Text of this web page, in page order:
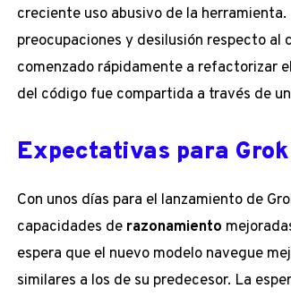
creciente uso abusivo de la
preocupaciones y desilusión respecto al
comenzado rápidamente a refactorizar
del código fue compartida a través de
Expectativas para
Con unos días para el lanzamiento de
capacidades de razonamiento
espera que el nuevo modelo navegue
similares a los de su predecesor. La